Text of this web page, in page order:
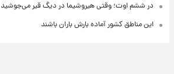
در ششم اوت؛ وقتی هیروشیما در دیگ قیر می‌جوشید
این مناطق کشور آماده بارش باران باشند